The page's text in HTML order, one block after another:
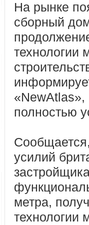
На рынке
сборный
технологии
полностью
усилий
метра,
технологии